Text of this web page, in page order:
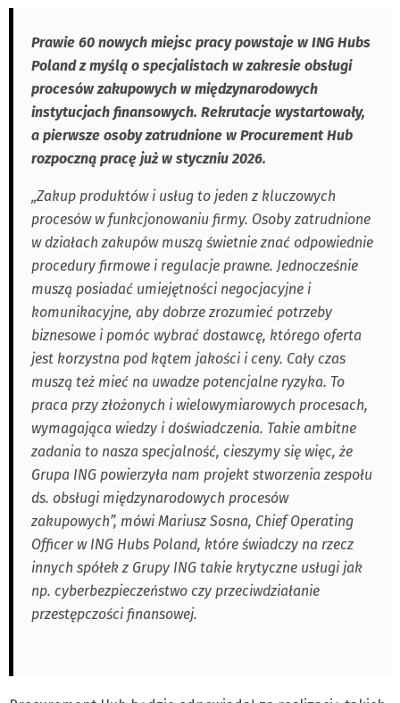
Prawie 60 nowych miejsc pracy powstaje w ING Hubs
Poland z myślą o specjalistach w zakresie obsługi
procesów zakupowych w międzynarodowych
instytucjach finansowych. Rekrutacje wystartowały,
a pierwsze osoby zatrudnione w Procurement Hub
rozpoczną pracę już w styczniu 2026.
„Zakup produktów i usług to jeden z kluczowych
procesów w funkcjonowaniu firmy. Osoby zatrudnione
w działach zakupów muszą świetnie znać odpowiednie
procedury firmowe i regulacje prawne. Jednocześnie
muszą posiadać umiejętności negocjacyjne i
komunikacyjne, aby dobrze zrozumieć potrzeby
biznesowe i pomóc wybrać dostawcę, którego oferta
jest korzystna pod kątem jakości i ceny. Cały czas
muszą też mieć na uwadze potencjalne ryzyka. To
praca przy złożonych i wielowymiarowych procesach,
wymagająca wiedzy i doświadczenia. Takie ambitne
zadania to nasza specjalność, cieszymy się więc, że
Grupa ING powierzyła nam projekt stworzenia zespołu
ds. obsługi międzynarodowych procesów
zakupowych”, mówi Mariusz Sosna, Chief Operating
Officer w ING Hubs Poland, które świadczy na rzecz
innych spółek z Grupy ING takie krytyczne usługi jak
np. cyberbezpieczeństwo czy przeciwdziałanie
przestępczości finansowej.